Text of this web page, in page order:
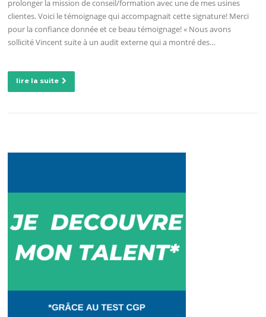
prolonger la mission de conseil/formation avec une de mes usines
clientes. Voici le témoignage qui accompagnait cette signature! Merci
pour la confiance donnée et ce beau témoignage! « Nous avons
sollicité Vincent suite à un audit externe qui a montré des…
lire la suite